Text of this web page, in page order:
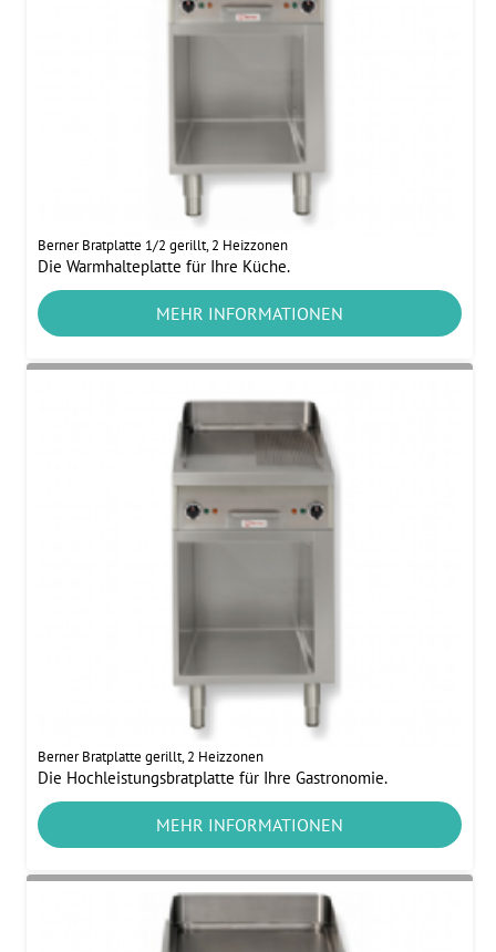
Berner Bratplatte 1/2 gerillt, 2 Heizzonen
Die Warmhalteplatte für Ihre Küche.
MEHR INFORMATIONEN
Berner Bratplatte gerillt, 2 Heizzonen
Die Hochleistungsbratplatte für Ihre Gastronomie.
MEHR INFORMATIONEN